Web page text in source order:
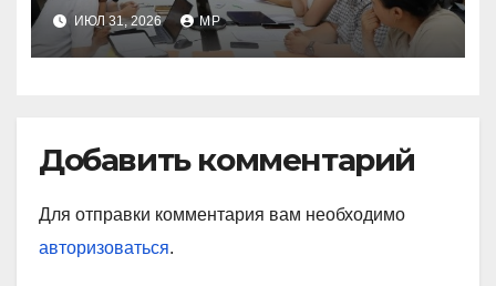
ИЮЛ 31, 2026 MP
Добавить комментарий
Для отправки комментария вам необходимо
авторизоваться.